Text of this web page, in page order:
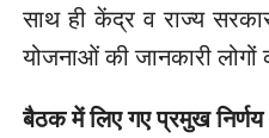
साथ ही केंद्र व राज्य
योजनाओं की जानकारी लोगों
बैठक में लिए गए प्रमुख निर्णय